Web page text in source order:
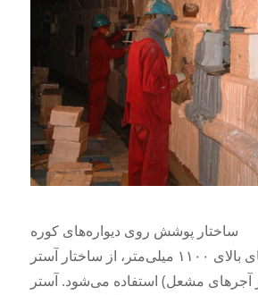
ساختار پوشش روی دیواره‌های کوره
برای دیوارهای بالای ۱۱۰۰ میلی‌متر، از ساختار آستر
آجرهای مشعل) استفاده می‌شود. آستر